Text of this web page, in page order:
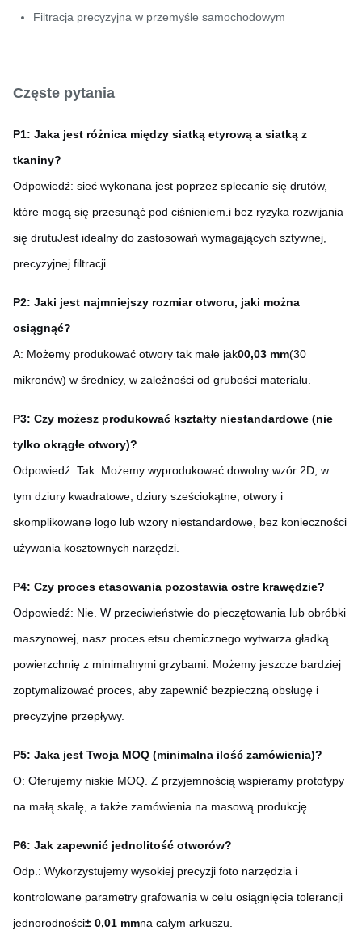
Filtracja precyzyjna w przemyśle samochodowym
Częste pytania
P1: Jaka jest różnica między siatką etyrową a siatką z
tkaniny?
Odpowiedź: sieć wykonana jest poprzez splecanie się drutów,
które mogą się przesunąć pod ciśnieniem.i bez ryzyka rozwijania
się drutuJest idealny do zastosowań wymagających sztywnej,
precyzyjnej filtracji.
P2: Jaki jest najmniejszy rozmiar otworu, jaki można
osiągnąć?
A: Możemy produkować otwory tak małe jak00,03 mm(30
mikronów) w średnicy, w zależności od grubości materiału.
P3: Czy możesz produkować kształty niestandardowe (nie
tylko okrągłe otwory)?
Odpowiedź: Tak. Możemy wyprodukować dowolny wzór 2D, w
tym dziury kwadratowe, dziury sześciokątne, otwory i
skomplikowane logo lub wzory niestandardowe, bez konieczności
używania kosztownych narzędzi.
P4: Czy proces etasowania pozostawia ostre krawędzie?
Odpowiedź: Nie. W przeciwieństwie do pieczętowania lub obróbki
maszynowej, nasz proces etsu chemicznego wytwarza gładką
powierzchnię z minimalnymi grzybami. Możemy jeszcze bardziej
zoptymalizować proces, aby zapewnić bezpieczną obsługę i
precyzyjne przepływy.
P5: Jaka jest Twoja MOQ (minimalna ilość zamówienia)?
O: Oferujemy niskie MOQ. Z przyjemnością wspieramy prototypy
na małą skalę, a także zamówienia na masową produkcję.
P6: Jak zapewnić jednolitość otworów?
Odp.: Wykorzystujemy wysokiej precyzji foto narzędzia i
kontrolowane parametry grafowania w celu osiągnięcia tolerancji
jednorodności± 0,01 mmna całym arkuszu.